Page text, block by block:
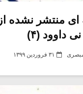
منتشر نشده از
داوود (۴)
۳۱ فروردین ۱۳۹۹